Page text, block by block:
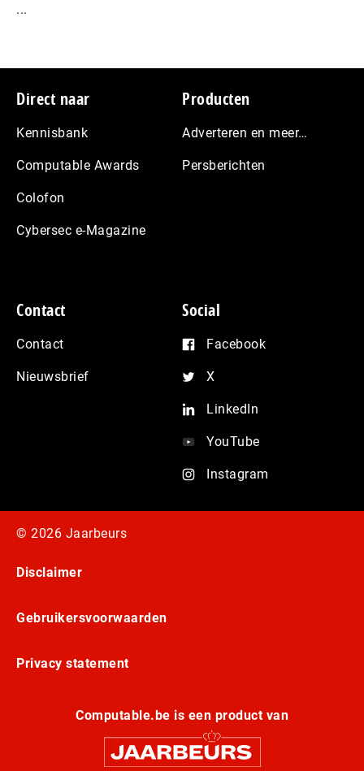
...
Footer
Direct naar
Kennisbank
Computable Awards
Colofon
Cybersec e-Magazine
Producten
Adverteren en meer…
Persberichten
Contact
Contact
Nieuwsbrief
Social
Facebook
X
LinkedIn
YouTube
Instagram
© 2026 Jaarbeurs
Disclaimer
Gebruikersvoorwaarden
Privacy statement
Computable.be is een product van